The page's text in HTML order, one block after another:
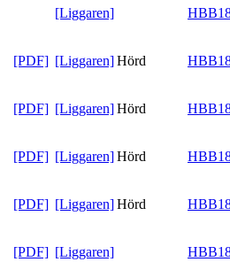
[Liggaren]
[PDF] [Liggaren]Hörd
[PDF] [Liggaren]Hörd
[PDF] [Liggaren]Hörd
[PDF] [Liggaren]Hörd
[PDF] [Liggaren]